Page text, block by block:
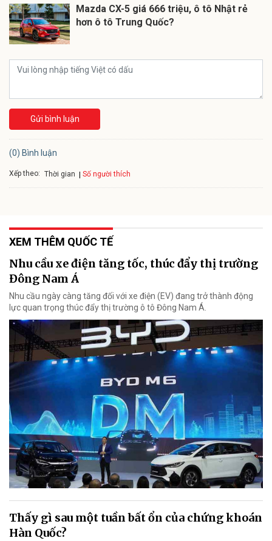
Mazda CX-5 giá 666 triệu, ô tô Nhật rẻ
hơn ô tô Trung Quốc?
Gửi bình luận
(0) Bình luận
Xếp theo: Thời gian Số người thích
XEM THÊM QUỐC TẾ
Nhu cầu xe điện tăng tốc, thúc đẩy thị trường
Đông Nam Á
Nhu cầu ngày càng tăng đối với xe điện (EV) đang trở thành động
lực quan trọng thúc đẩy thị trường ô tô Đông Nam Á.
Thấy gì sau một tuần bất ổn của chứng khoán
Hàn Quốc?